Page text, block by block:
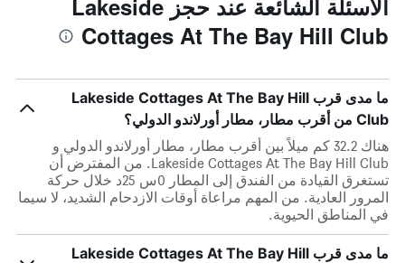
الأسئلة الشائعة عند حجز Lakeside
Cottages At The Bay Hill Club
ما مدى قرب Lakeside Cottages At The Bay Hill
Club من أقرب مطار، مطار أورلاندو الدولي؟
هناك 32.2 كم ميلاً بين أقرب مطار، مطار أورلاندو الدولي و
Lakeside Cottages At The Bay Hill Club. من المفترض أن
تستغرق القيادة من الفندق إلى المطار 0س 25د خلال حركة
المرور العادية. من المهم مراعاة أوقات الازدحام الشديد، لا سيما
في المناطق الحيوية.
ما مدى قرب Lakeside Cottages At The Bay Hill